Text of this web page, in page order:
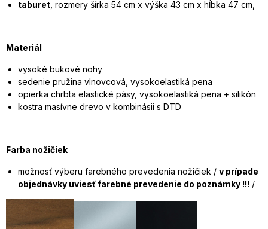
taburet , rozmery šírka 54 cm x výška 43 cm x hĺbka 47 cm,
Materiál
vysoké bukové nohy
sedenie pružina vlnovcová, vysokoelastiká pena
opierka chrbta elastické pásy, vysokoelastiká pena + silikón
kostra masívne drevo v kombinásii s DTD
Farba nožičiek
možnosť výberu farebného prevedenia nožičiek / v prípade
objednávky uviesť farebné prevedenie do poznámky !!! /